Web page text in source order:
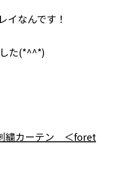
イなんです！
た(*^^*)
繍カーテン ＜foret